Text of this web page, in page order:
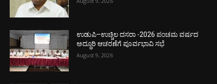
ಉಡುಪಿ–ಉಚ್ಚಿಲ ದಸರಾ -2026 ಪಂಚಮ ವರ್ಷದ
ಅದ್ಧೂರಿ ಆಚರಣೆಗೆ ಪೂರ್ವಭಾವಿ ಸಭೆ
August 9, 2026